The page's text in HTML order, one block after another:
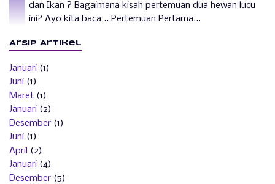
dan Ikan ? Bagaimana kisah pertemuan dua hewan lucu
ini? Ayo kita baca .. Pertemuan Pertama...
Arsip Artikel
Januari (1)
Juni (1)
Maret (1)
Januari (2)
Desember (1)
Juni (1)
April (2)
Januari (4)
Desember (5)